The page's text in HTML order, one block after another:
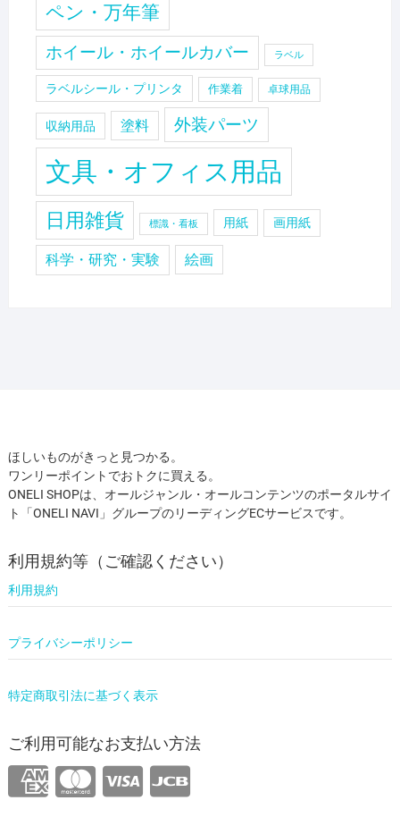
ペン・万年筆
ホイール・ホイールカバー ラベル
ラベルシール・プリンタ 作業着 卓球用品
収納用品 塗料 外装パーツ
文具・オフィス用品
日用雑貨 標識・看板 用紙 画用紙
科学・研究・実験 絵画
ほしいものがきっと見つかる。
ワンリーポイントでおトクに買える。
ONELI SHOPは、オールジャンル・オールコンテンツのポータルサイ
ト「ONELI NAVI」グループのリーディングECサービスです。
利用規約等（ご確認ください）
利用規約
プライバシーポリシー
特定商取引法に基づく表示
ご利用可能なお支払い方法